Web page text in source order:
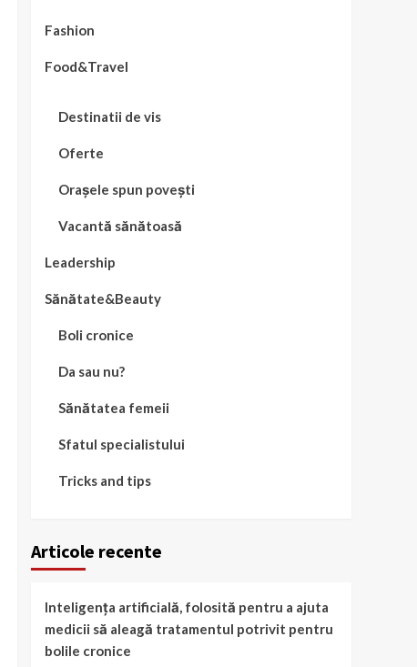
Fashion
Food&Travel
Destinatii de vis
Oferte
Orașele spun povești
Vacantă sănătoasă
Leadership
Sănătate&Beauty
Boli cronice
Da sau nu?
Sănătatea femeii
Sfatul specialistului
Tricks and tips
Articole recente
Inteligența artificială, folosită pentru a ajuta
medicii să aleagă tratamentul potrivit pentru
bolile cronice